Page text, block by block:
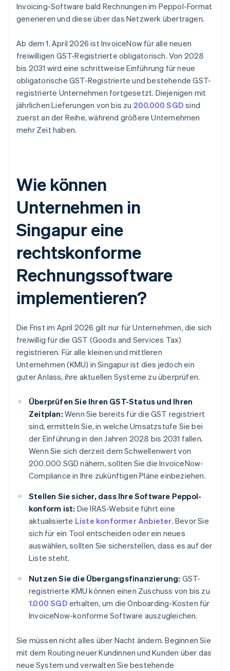
Invoicing-Software bald Rechnungen im Peppol-Format
generieren und diese über das Netzwerk übertragen.
Ab dem 1. April 2026 ist InvoiceNow für alle neuen
freiwilligen GST-Registrierte obligatorisch. Von 2028
bis 2031 wird eine schrittweise Einführung für neue
obligatorische GST-Registrierte und bestehende GST-
registrierte Unternehmen fortgesetzt. Diejenigen mit
jährlichen Lieferungen von bis zu 200.000 SGD sind
zuerst an der Reihe, während größere Unternehmen
mehr Zeit haben.
Wie können
Unternehmen in
Singapur eine
rechtskonforme
Rechnungssoftware
implementieren?
Die Frist im April 2026 gilt nur für Unternehmen, die sich
freiwillig für die GST (Goods and Services Tax)
registrieren. Für alle kleinen und mittleren
Unternehmen (KMU) in Singapur ist dies jedoch ein
guter Anlass, ihre aktuellen Systeme zu überprüfen.
Überprüfen Sie Ihren GST-Status und Ihren
Zeitplan: Wenn Sie bereits für die GST registriert
sind, ermitteln Sie, in welche Umsatzstufe Sie bei
der Einführung in den Jahren 2028 bis 2031 fallen.
Wenn Sie sich derzeit dem Schwellenwert von
200.000 SGD nähern, sollten Sie die InvoiceNow-
Compliance in Ihre zukünftigen Pläne einbeziehen.
Stellen Sie sicher, dass Ihre Software Peppol-
konform ist: Die IRAS-Website führt eine
aktualisierte Liste konformer Anbieter. Bevor Sie
sich für ein Tool entscheiden oder ein neues
auswählen, sollten Sie sicherstellen, dass es auf der
Liste steht.
Nutzen Sie die Übergangsfinanzierung: GST-
registrierte KMU können einen Zuschuss von bis zu
1.000 SGD erhalten, um die Onboarding-Kosten für
InvoiceNow-konforme Software auszugleichen.
Sie müssen nicht alles über Nacht ändern. Beginnen Sie
mit dem Routing neuer Kundinnen und Kunden über das
neue System und verwalten Sie bestehende